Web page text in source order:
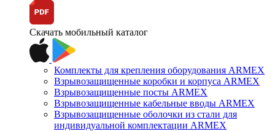
Скачать мобильный каталог
Комплекты для крепления оборудования ARMEX
Взрывозащищенные коробки и корпуса ARMEX
Взрывозащищенные посты ARMEX
Взрывозащищенные кабельные вводы ARMEX
Взрывозащищенные оболочки из стали для
индивидуальной комплектации ARMEX